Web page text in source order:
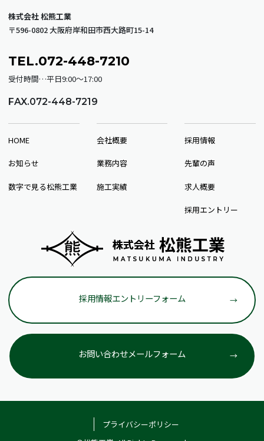
株式会社 松熊工業
〒596-0802 大阪府岸和田市西大路町15-14
TEL.072-448-7210
受付時間…平日9:00～17:00
FAX.072-448-7219
HOME
お知らせ
数字で見る松熊工業
会社概要
業務内容
施工実績
採用情報
先輩の声
求人概要
採用エントリー
採用情報エントリーフォーム
お問い合わせメールフォーム
プライバシーポリシー